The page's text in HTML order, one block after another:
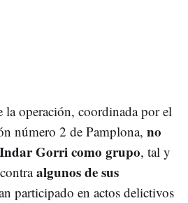
la operación, coordinada por el
número 2 de Pamplona, no
Gorri como grupo, tal y
algunos de sus
participado en actos delictivos